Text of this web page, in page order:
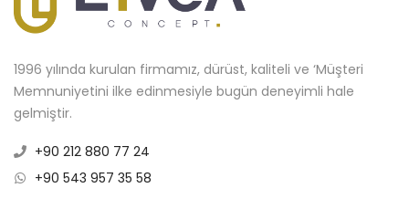
1996 yılında kurulan firmamız, dürüst, kaliteli ve ‘Müşteri
Memnuniyetini ilke edinmesiyle bugün deneyimli hale
gelmiştir.
+90 212 880 77 24
+90 543 957 35 58